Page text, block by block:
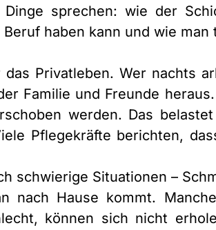
sprechen: wie der
haben kann und wie man
Privatleben. Wer nachts
Familie und Freunde
werden. Das belastet
Pflegekräfte berichten,
schwierige Situationen –
nach Hause kommt.
können sich nicht